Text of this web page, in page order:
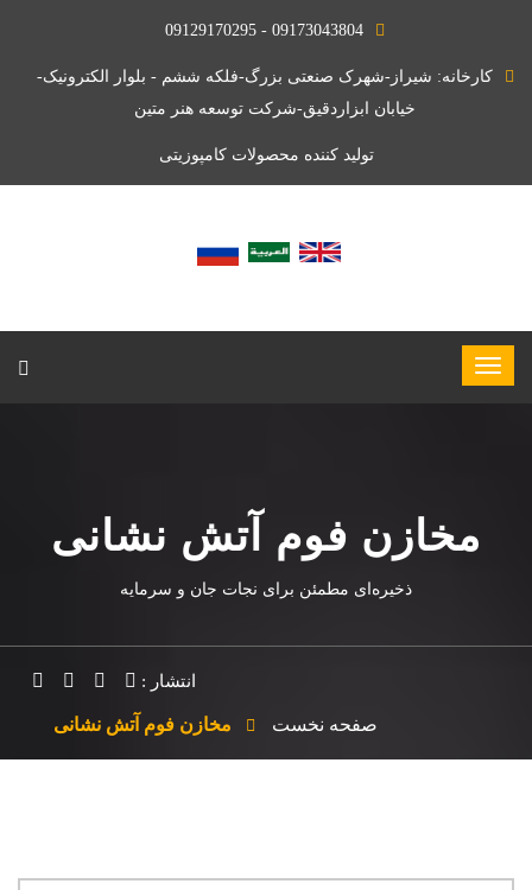
09173043804 - 09129170295
کارخانه: شیراز-شهرک صنعتی بزرگ-فلکه ششم - بلوار الکترونیک-
خیابان ابزاردقیق-شرکت توسعه هنر متین
تولید کننده محصولات کامپوزیتی
مخازن فوم آتش نشانی
ذخیره‌ای مطمئن برای نجات جان و سرمایه
انتشار :
صفحه نخست مخازن فوم آتش نشانی